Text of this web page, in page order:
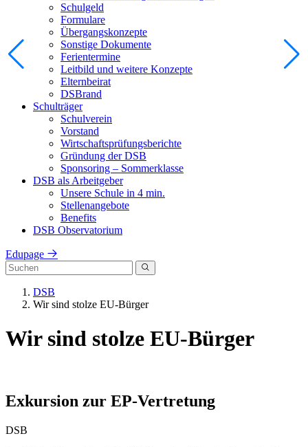
Schulgeld
Formulare
Übergangskonzepte
Sonstige Dokumente
Ferientermine
Leitbild und weitere Konzepte
Elternbeirat
DSBrand
Schulträger
Schulverein
Vorstand
Wirtschaftsprüfungsberichte
Gründung der DSB
Sponsoring – Sommerklasse
DSB als Arbeitgeber
Unsere Schule in 4 min.
Stellenangebote
Benefits
DSB Observatorium
Edupage
DSB
Wir sind stolze EU-Bürger
Wir sind stolze EU-Bürger
Exkursion zur EP-Vertretung
DSB